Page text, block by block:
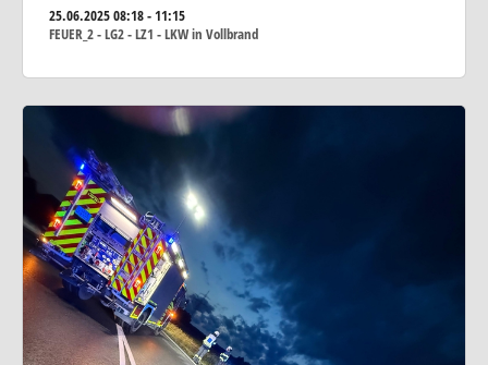
25.06.202508:18 - 11:15
FEUER_2 - LG2 - LZ1 - LKW in Vollbrand